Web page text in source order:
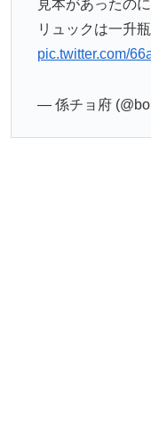
見本があったのに
リュックは一升
pic.twitter.com/
— 係チョ府